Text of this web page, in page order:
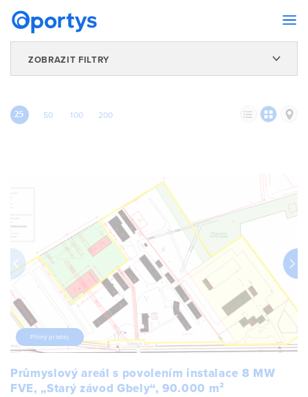
ZOBRAZIT FILTRY
25 50 100 200
Přímý prodej
Průmyslový areál s povolením instalace 8 MW
FVE, „Starý závod Gbely“, 90.000 m²